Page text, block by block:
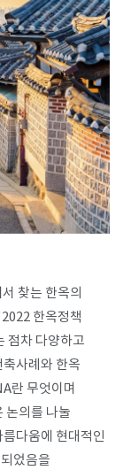
찾는 한옥의
한옥정책
점차 다양하고
사례와 한옥
란 무엇이며
논의를 나눌
다움에 현대적인
었음을